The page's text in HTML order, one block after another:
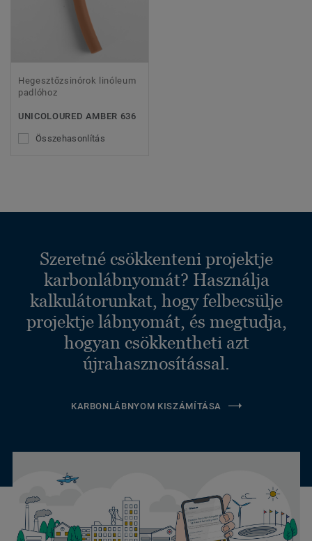
Hegesztőzsinórok linóleum
padlóhoz
UNICOLOURED AMBER 636
Összehasonlítás
Szeretné csökkenteni projektje
karbonlábnyomát? Használja
kalkulátorunkat, hogy felbecsülje
projektje lábnyomát, és megtudja,
hogyan csökkentheti azt
újrahasznosítással.
KARBONLÁBNYOM KISZÁMÍTÁSA